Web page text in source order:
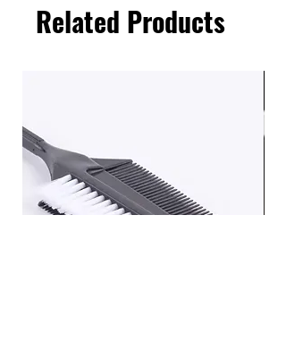
Related Products